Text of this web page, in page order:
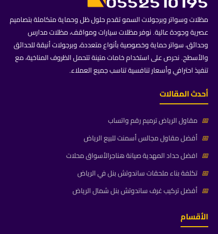
مظلات وسواتر وبرجولات السمو تقدم حلول ظل وحماية متكاملة بتصاميم
عصرية وجودة عالية. نوفر مظلات سيارات ومواقف، مظلات مدارس
وحدائق، سواتر حماية وخصوصية بأنواع متعددة، وبرجولات أنيقة للحدائق
والأسطح. نحرص على استخدام خامات متينة تتحمل الظروف المناخية، مع
تنفيذ احترافي وأسعار تنافسية تناسب جميع العملاء.
أحدث المقالات
📅 مقاول الرياض ترميم رقم واتساب
📅 أفضل مقاول مجالس أسمنت للبيع الرياض
📅 افضل حداد المهدية صيانة هناجرالأسواق محلات
📅 تكلفة بناء ملحقات ساندوتش بنل في الرياض
📅 أفضل تركيب غرف ساندوتش بنل شمال الرياض
الأقسام